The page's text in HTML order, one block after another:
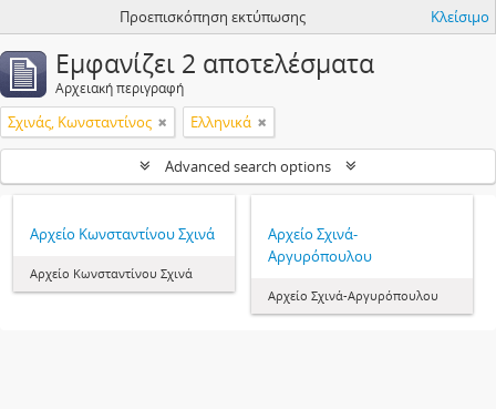
Προεπισκόπηση εκτύπωσης Κλείσιμο
Εμφανίζει 2 αποτελέσματα
Αρχειακή περιγραφή
Σχινάς, Κωνσταντίνος Ελληνικά
Advanced search options
Αρχείο Κωνσταντίνου Σχινά
Αρχείο Κωνσταντίνου Σχινά
Αρχείο Σχινά-
Αργυρόπουλου
Αρχείο Σχινά-Αργυρόπουλου